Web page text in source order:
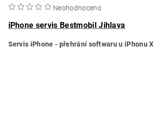
Neohodnoceno
iPhone servis Bestmobil Jihlava
Servis iPhone - přehrání softwaru u iPhonu X